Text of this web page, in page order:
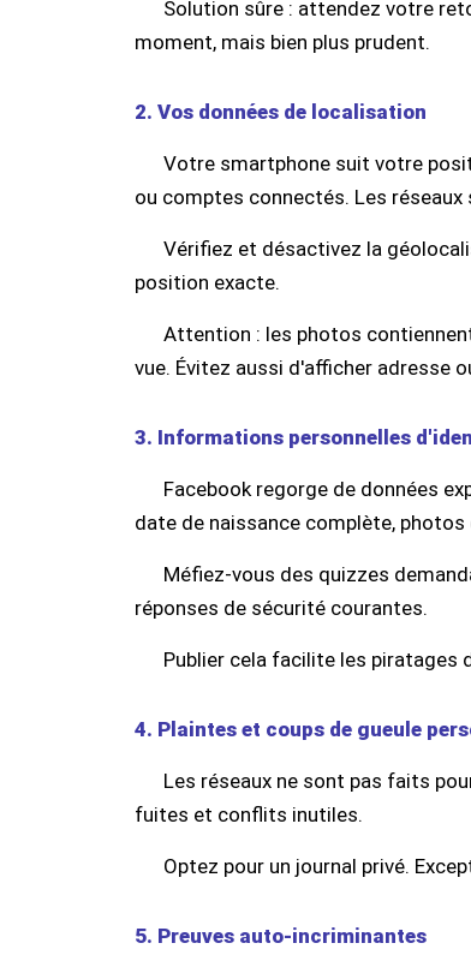
Solution sûre : attendez votre
moment, mais bien plus prudent.
2. Vos données de localisation
Votre smartphone suit votre
ou comptes connectés. Les
Vérifiez et désactivez la
position exacte.
Attention : les photos
vue. Évitez aussi d'afficher adresse
3. Informations personnelles
Facebook regorge de données
date de naissance complète,
Méfiez-vous des quizzes
réponses de sécurité courantes.
Publier cela facilite les piratages
4. Plaintes et coups de gueule
Les réseaux ne sont pas faits
fuites et conflits inutiles.
Optez pour un journal privé.
5. Preuves auto-incriminantes